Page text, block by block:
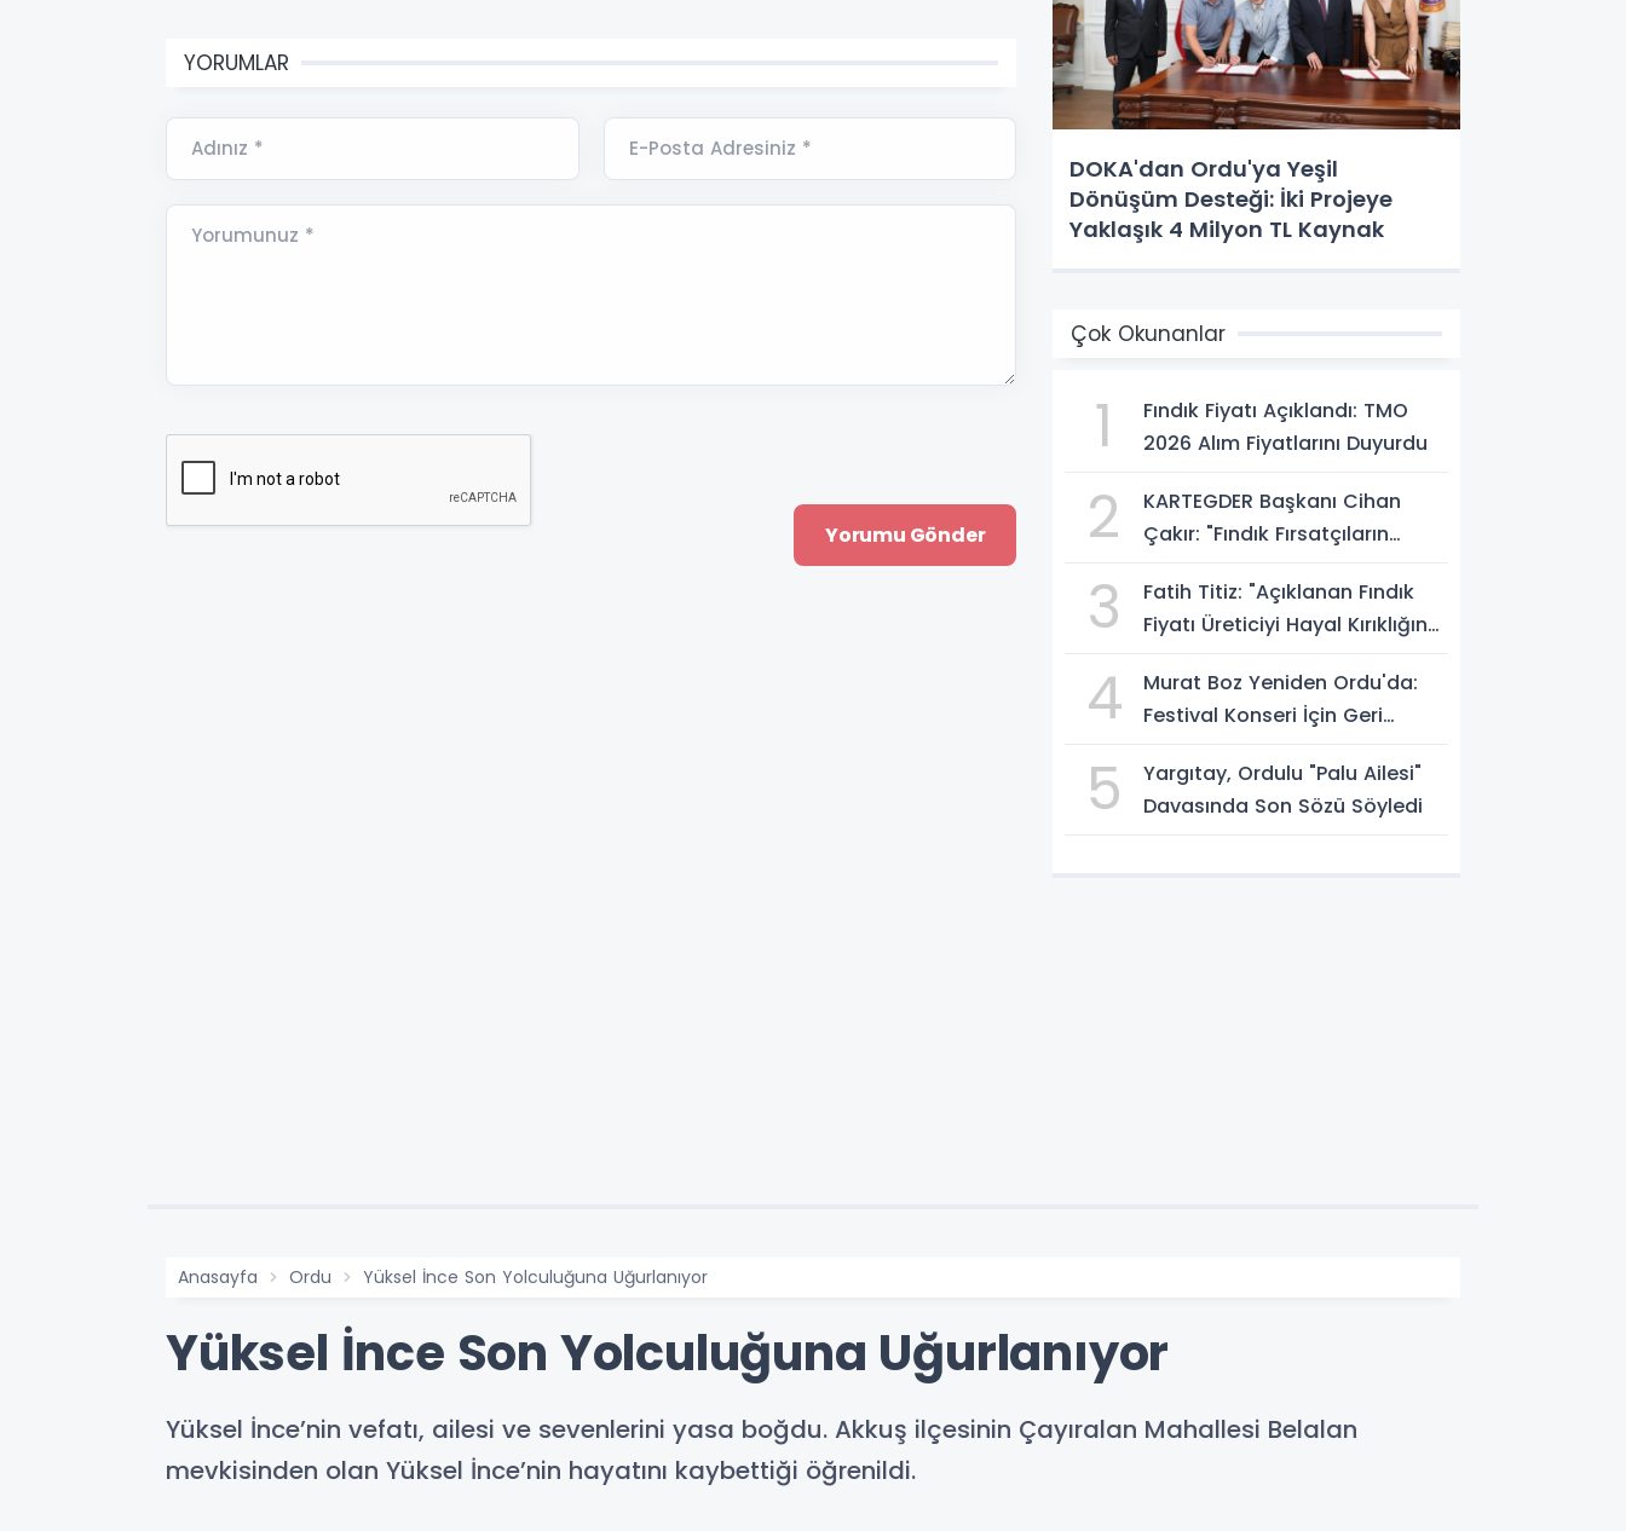
YORUMLAR
Adınız * E-Posta Adresiniz *
Yorumunuz *
DOKA'dan Ordu'ya Yeşil
Dönüşüm Desteği: İki Projeye
Yaklaşık 4 Milyon TL Kaynak
Çok Okunanlar
1
Fındık Fiyatı Açıklandı: TMO
2026 Alım Fiyatlarını Duyurdu
2
KARTEGDER Başkanı Cihan
Çakır: "Fındık Fırsatçıların
3
Fatih Titiz: "Açıklanan Fındık
Fiyatı Üreticiyi Hayal Kırıklığına
4
Murat Boz Yeniden Ordu'da:
Festival Konseri İçin Geri
5
Yargıtay, Ordulu "Palu Ailesi"
Davasında Son Sözü Söyledi
Anasayfa Ordu Yüksel İnce Son Yolculuğuna Uğurlanıyor
Yüksel İnce Son Yolculuğuna Uğurlanıyor
Yüksel İnce’nin vefatı, ailesi ve sevenlerini yasa boğdu. Akkuş ilçesinin Çayıralan Mahallesi Belalan
mevkisinden olan Yüksel İnce’nin hayatını kaybettiği öğrenildi.